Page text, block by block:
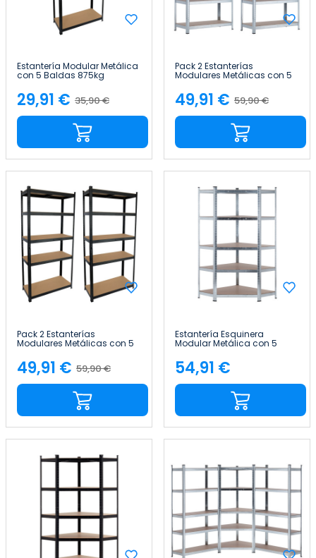
Estantería Modular Metálica
con 5 Baldas 875kg
Precio
base
35,90 €
Precio
29,91 €
Pack 2 Estanterías
Modulares Metálicas con 5
Thinia Home
Precio
base
59,90 €
Precio
49,91 €
Pack 2 Estanterías
Modulares Metálicas con 5
Thinia Home
Precio
base
59,90 €
Precio
49,91 €
Estantería Esquinera
Modular Metálica con 5
Thinia Home
Precio
54,91 €